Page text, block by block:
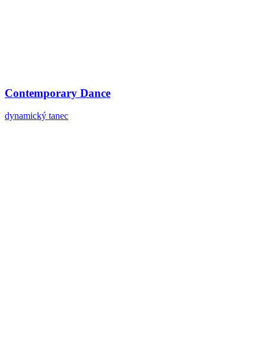
Contemporary Dance
dynamický tanec